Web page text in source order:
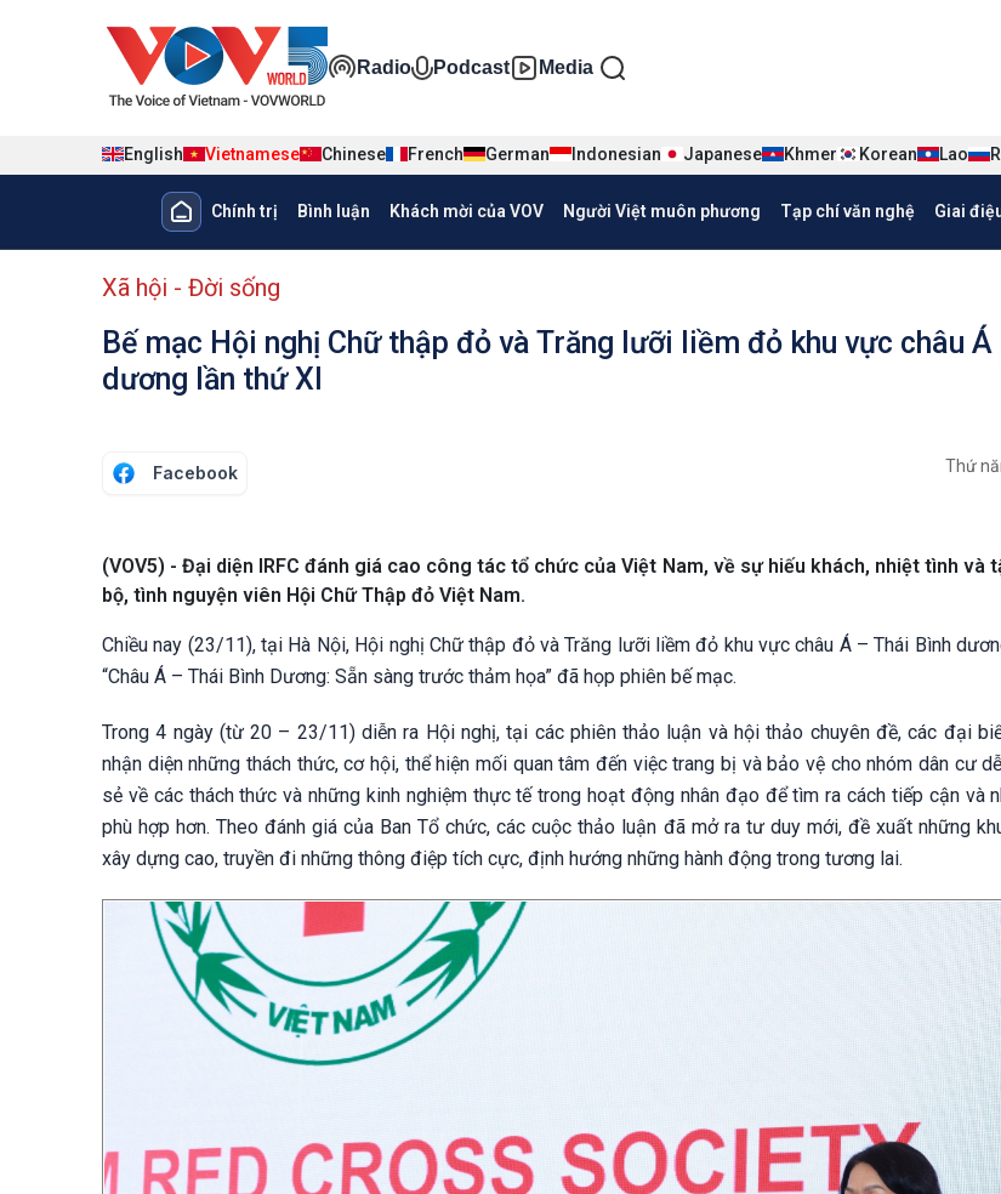
Đa phương tiện tiếng Việt
Radio Podcast Media
English Vietnamese Chinese French German Indonesian Japanese Khmer Korean Lao
Main navigation
Chính trị Bình luận Khách mời của VOV Người Việt muôn phương Tạp chí văn nghệ Giai
menu phụ tiếng Việt
Xã hội - Đời sống
Bế mạc Hội nghị Chữ thập đỏ và Trăng lưỡi liềm đỏ khu vực châu
dương lần thứ XI
Facebook Thứ
(VOV5) - Đại diện IRFC đánh giá cao công tác tổ chức của Việt Nam, về sự hiếu khách, nhiệt tình và
bộ, tình nguyện viên Hội Chữ Thập đỏ Việt Nam.
Chiều nay (23/11), tại Hà Nội, Hội nghị Chữ thập đỏ và Trăng lưỡi liềm đỏ khu vực châu Á – Thái Bình
“Châu Á – Thái Bình Dương: Sẵn sàng trước thảm họa” đã họp phiên bế mạc.
Trong 4 ngày (từ 20 – 23/11) diễn ra Hội nghị, tại các phiên thảo luận và hội thảo chuyên đề, các đại
nhận diện những thách thức, cơ hội, thể hiện mối quan tâm đến việc trang bị và bảo vệ cho nhóm dân cư
sẻ về các thách thức và những kinh nghiệm thực tế trong hoạt động nhân đạo để tìm ra cách tiếp cận và
phù hợp hơn. Theo đánh giá của Ban Tổ chức, các cuộc thảo luận đã mở ra tư duy mới, đề xuất những
xây dựng cao, truyền đi những thông điệp tích cực, định hướng những hành động trong tương lai.